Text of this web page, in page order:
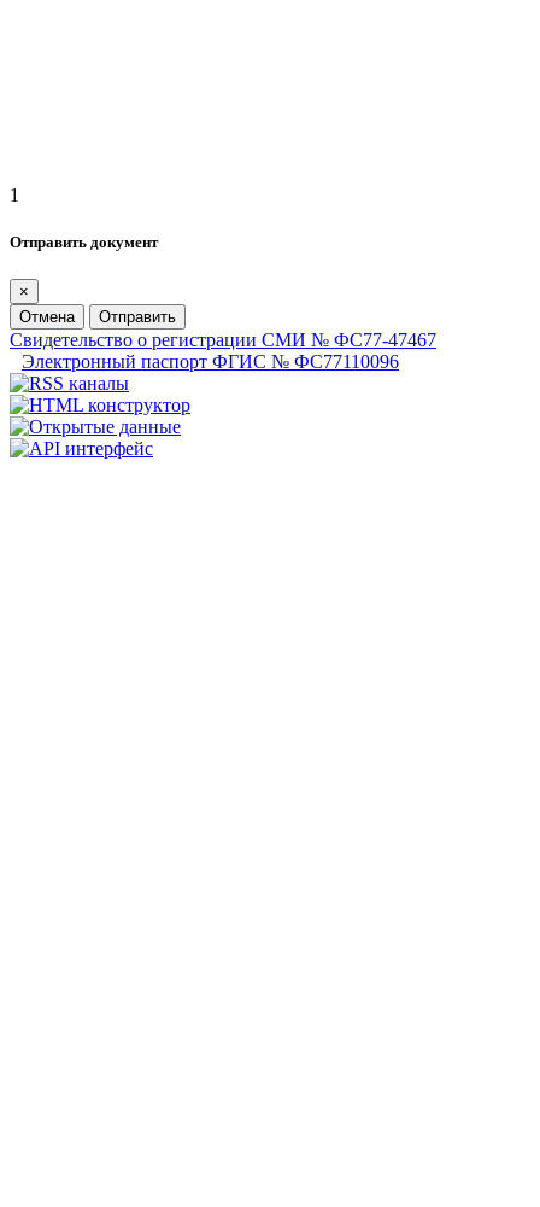
1
Отправить документ
×
Отмена
Отправить
Свидетельство о регистрации СМИ № ФС77-47467
Электронный паспорт ФГИС № ФС77110096